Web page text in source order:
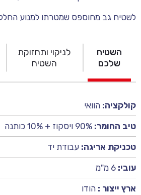
לשטיח גב מחוספס שמטרתו למנוע
השטיח
שלכם
לניקוי ותחזוקת
השטיח
קולקציה: הוואי
טיב החומר: 90% ויסקוז + 10% כותנה
טכניקת אריגה: עבודת יד
עובי: 6 מ"מ
ארץ ייצור : הודו